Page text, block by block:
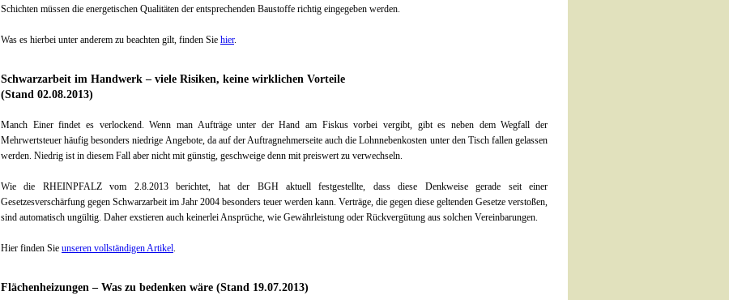
Schichten müssen die energetischen Qualitäten der entsprechenden Baustoffe richtig eingegeben werden.
Was es hierbei unter anderem zu beachten gilt, finden Sie hier.
Schwarzarbeit im Handwerk – viele Risiken, keine wirklichen Vorteile
(Stand 02.08.2013)
Manch Einer findet es verlockend. Wenn man Aufträge unter der Hand am Fiskus vorbei vergibt, gibt es neben dem Wegfall der
Mehrwertsteuer häufig besonders niedrige Angebote, da auf der Auftragnehmerseite auch die Lohnnebenkosten unter den Tisch fallen gelassen
werden. Niedrig ist in diesem Fall aber nicht mit günstig, geschweige denn mit preiswert zu verwechseln.
Wie die RHEINPFALZ vom 2.8.2013 berichtet, hat der BGH aktuell festgestellte, dass diese Denkweise gerade seit einer
Gesetzesverschärfung gegen Schwarzarbeit im Jahr 2004 besonders teuer werden kann. Verträge, die gegen diese geltenden Gesetze verstoßen,
sind automatisch ungültig. Daher exstieren auch keinerlei Ansprüche, wie Gewährleistung oder Rückvergütung aus solchen Vereinbarungen.
Hier finden Sie unseren vollständigen Artikel.
Flächenheizungen – Was zu bedenken wäre (Stand 19.07.2013)